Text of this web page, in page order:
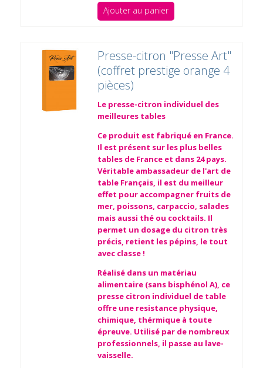
Ajouter au panier
Presse-citron "Presse Art"
(coffret prestige orange 4
pièces)
Le presse-citron individuel des
meilleures tables
Ce produit est fabriqué en France.
Il est présent sur les plus belles
tables de France et dans 24 pays.
Véritable ambassadeur de l'art de
table Français, il est du meilleur
effet pour accompagner fruits de
mer, poissons, carpaccio, salades
mais aussi thé ou cocktails. Il
permet un dosage du citron très
précis, retient les pépins, le tout
avec classe !
Réalisé dans un matériau
alimentaire (sans bisphénol A), ce
presse citron individuel de table
offre une resistance physique,
chimique, thérmique à toute
épreuve. Utilisé par de nombreux
professionnels, il passe au lave-
vaisselle.